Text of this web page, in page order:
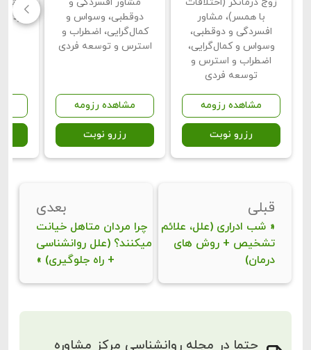
با همسر)، مشاور
افسردگی و دوقطبی،
وسواس و کمال‌گرایی،
اضطراب و استرس و
توسعه فردی
مشاهده رزومه
رزرو نوبت
دوقطبی، وسواس و
کمال‌گرایی، اضطراب و
استرس و توسعه فردی
مشاهده رزومه
رزرو نوبت
قبلی
« شب ادراری (علل، علائم
تشخیص + روش های
درمان)
بعدی
چرا مردان متاهل خیانت
میکنند؟ (علل روانشناسی
+ راه جلوگیری) »
حتما در مجله روانشناسی مرکز مشاوره